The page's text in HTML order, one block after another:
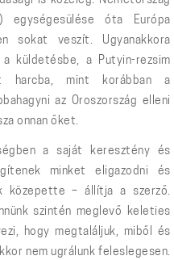
óta Európa
sokat veszít. Ugyanakkora
küldetésbe, a Putyin-rezsim
harcba, mint korábban a
az Oroszország elleni
onnan őket.
a saját keresztény és
minket eligazodni és
közepette – állítja a szerző.
szintén meglevő keleties
hogy megtaláljuk, miből és
nem ugrálunk feleslegesen.